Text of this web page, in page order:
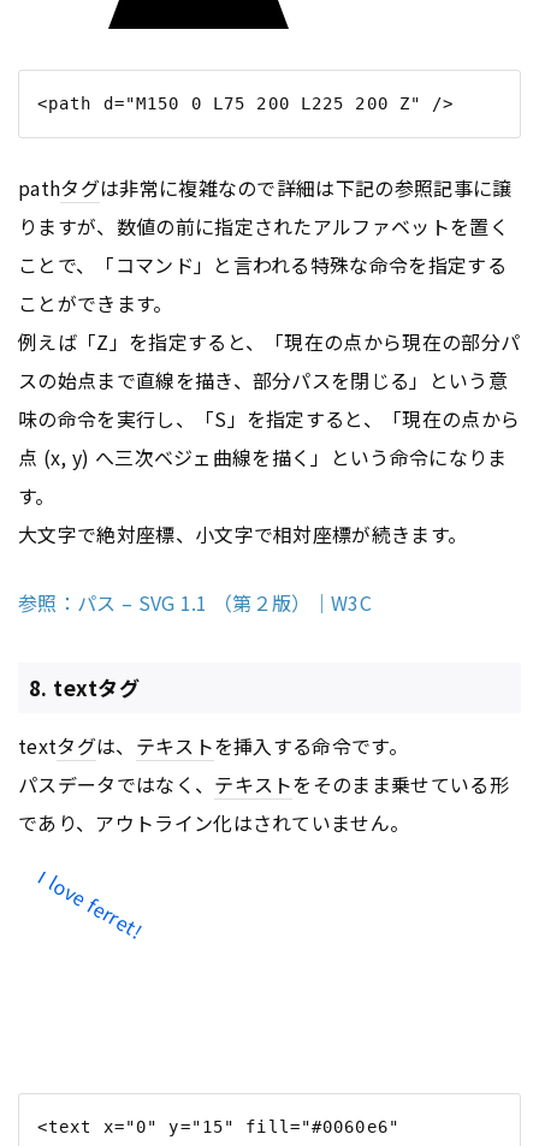
pathタグは非常に複雑なので詳細は下記の参照記事に譲
りますが、数値の前に指定されたアルファベットを置く
ことで、「コマンド」と言われる特殊な命令を指定する
ことができます。
例えば「Z」を指定すると、「現在の点から現在の部分パ
スの始点まで直線を描き、部分パスを閉じる」という意
味の命令を実行し、「S」を指定すると、「現在の点から
点 (x, y) へ三次ベジェ曲線を描く」という命令になりま
す。
大文字で絶対座標、小文字で相対座標が続きます。
参照：パス – SVG 1.1 （第２版）｜W3C
8. textタグ
textタグは、 テキストを挿入する命令です。
パスデータではなく、 テキストをそのまま乗せている形
であり、アウトライン化はされていません。
I love ferret!
<text x="0" y="15" fill="#0060e6"